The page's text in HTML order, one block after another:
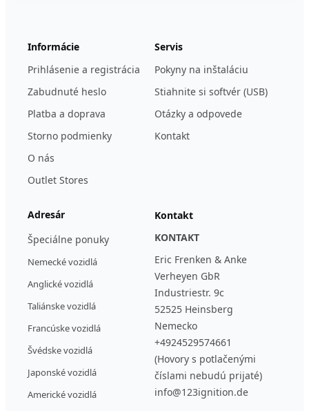
Informácie
Prihlásenie a registrácia
Zabudnuté heslo
Platba a doprava
Storno podmienky
O nás
Outlet Stores
Servis
Pokyny na inštaláciu
Stiahnite si softvér (USB)
Otázky a odpovede
Kontakt
Adresár
Špeciálne ponuky
Nemecké vozidlá
Anglické vozidlá
Taliánske vozidlá
Francúske vozidlá
Švédske vozidlá
Japonské vozidlá
Americké vozidlá
Kontakt
KONTAKT
Eric Frenken & Anke
Verheyen GbR
Industriestr. 9c
52525 Heinsberg
Nemecko
+4924529574661
(Hovory s potlačenými
číslami nebudú prijaté)
info@123ignition.de